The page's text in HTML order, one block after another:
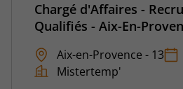
Chargé d'Affaires -
Qualifiés - Aix-En-
Aix-en-Provence - 13
Mistertemp'